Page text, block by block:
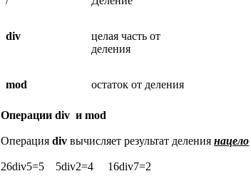
div
целая часть от
деления
mod остаток от деления
Операции div и mod
Операция div вычисляет результат деления нацело
26div5=5 5div2=4 16div7=2